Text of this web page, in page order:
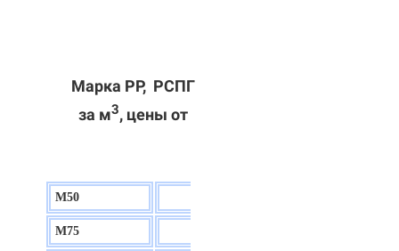
Марка РР, РСПГ
за м3, цены от
М50
М75